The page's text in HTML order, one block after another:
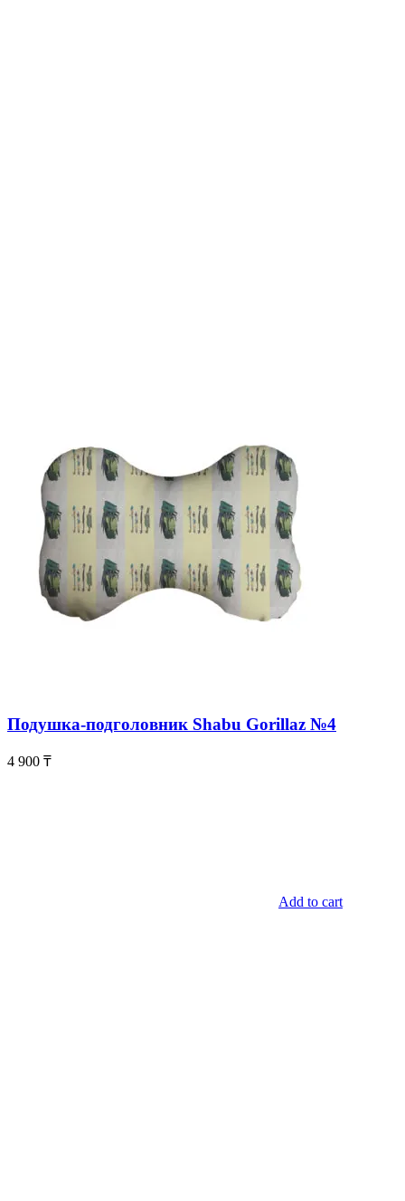
Подушка-подголовник Shabu Gorillaz №4
4 900 ₸
Add to cart